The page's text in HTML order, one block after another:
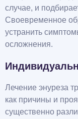
случае, и
Своевременное
устранить
осложнения.
Лечение энуреза
как причины и
существенно